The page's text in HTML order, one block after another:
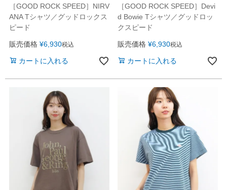
［GOOD ROCK SPEED］NIRV
ANA Tシャツ／グッドロックス
ピード
販売価格 ¥6,930税込
カートに入れる
［GOOD ROCK SPEED］Devi
d Bowie Tシャツ／グッドロッ
クスピード
販売価格 ¥6,930税込
カートに入れる